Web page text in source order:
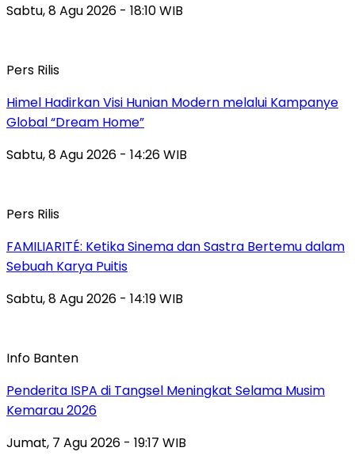
Sabtu, 8 Agu 2026 - 18:10 WIB
Pers Rilis
Himel Hadirkan Visi Hunian Modern melalui Kampanye
Global “Dream Home”
Sabtu, 8 Agu 2026 - 14:26 WIB
Pers Rilis
FAMILIARITÉ: Ketika Sinema dan Sastra Bertemu dalam
Sebuah Karya Puitis
Sabtu, 8 Agu 2026 - 14:19 WIB
Info Banten
Penderita ISPA di Tangsel Meningkat Selama Musim
Kemarau 2026
Jumat, 7 Agu 2026 - 19:17 WIB